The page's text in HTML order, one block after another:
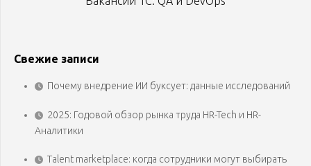
Свежие записи
Почему внедрение ИИ буксует: данные исследований
2025: Годовой обзор рынка труда HR-Tech и HR-
Аналитики
Talent marketplace: когда сотрудники могут выбирать